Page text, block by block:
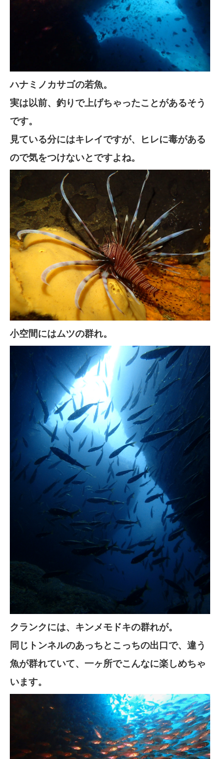
ハナミノカサゴの若魚。
実は以前、釣りで上げちゃったことがあるそう
です。
見ている分にはキレイですが、ヒレに毒がある
ので気をつけないとですよね。
小空間にはムツの群れ。
クランクには、キンメモドキの群れが。
同じトンネルのあっちとこっちの出口で、違う
魚が群れていて、一ヶ所でこんなに楽しめちゃ
います。